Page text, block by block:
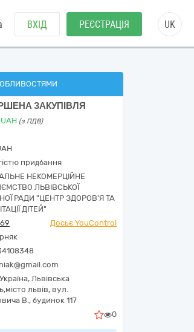
ВХІД РЕЄСТРАЦІЯ UK
ЗАКУПІВЛЯ
UAH (з ПДВ)
придбання
НЕКОМЕРЦІЙНЕ
ЛЬВІВСЬКОЇ
РАДИ "ЦЕНТР ЗДОРОВ'Я ТА
ДІТЕЙ"
Досьє YouControl
Україна, Львівська
місто львів, вул.
В., будинок 117
0